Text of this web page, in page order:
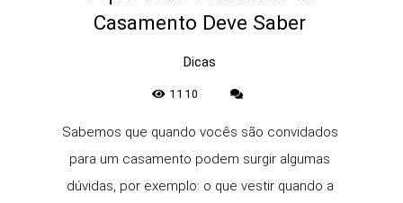
Casamento Deve Saber
Dicas
1110
Sabemos que quando vocês são convidados
para um casamento podem surgir algumas
dúvidas, por exemplo: o que vestir quando a